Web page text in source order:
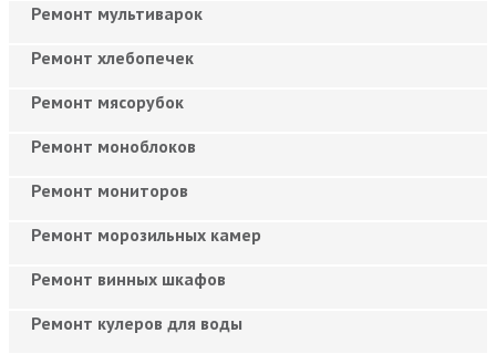
Ремонт мультиварок
Ремонт хлебопечек
Ремонт мясорубок
Ремонт моноблоков
Ремонт мониторов
Ремонт морозильных камер
Ремонт винных шкафов
Ремонт кулеров для воды